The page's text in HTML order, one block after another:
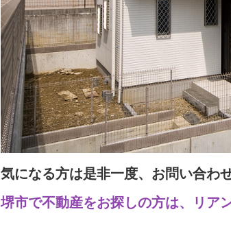
気になる方は是非一度、お問い合わ
堺市で不動産をお探しの方は、リア